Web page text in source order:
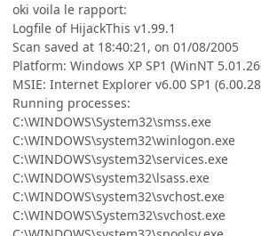
oki voila le rapport:
Logfile of HijackThis v1.99.1
Scan saved at 18:40:21, on 01/08/2005
Platform: Windows XP SP1 (WinNT
MSIE: Internet Explorer v6.00 SP1
Running processes:
C:\WINDOWS\System32\smss.exe
C:\WINDOWS\system32\winlogon.exe
C:\WINDOWS\system32\services.exe
C:\WINDOWS\system32\lsass.exe
C:\WINDOWS\system32\svchost.exe
C:\WINDOWS\System32\svchost.exe